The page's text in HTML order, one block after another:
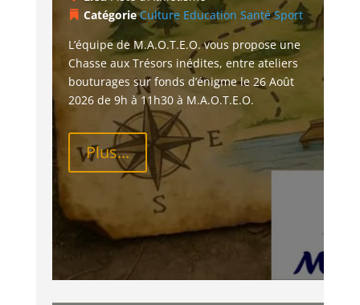
CatégorieCulture Education Santé Sport
L’équipe de M.A.O.T.E.O. vous propose une
Chasse aux Trésors inédites, entre ateliers
bouturages sur fonds d’énigme le 26 Août
2026 de 9h à 11h30 à M.A.O.T.E.O.
Plus...